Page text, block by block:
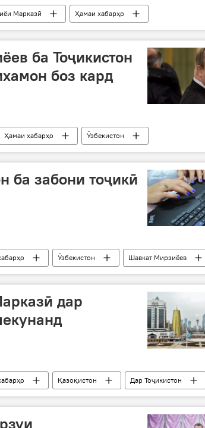
Марказӣ
Ҳамаи хабарҳо
ба Тоҷикистон
боз кард
Ҳамаи хабарҳо
Ӯзбекистон
ба забони тоҷикӣ
Ӯзбекистон
Шавкат Мирзиёев
дар
Қазоқистон Дар Тоҷикистон